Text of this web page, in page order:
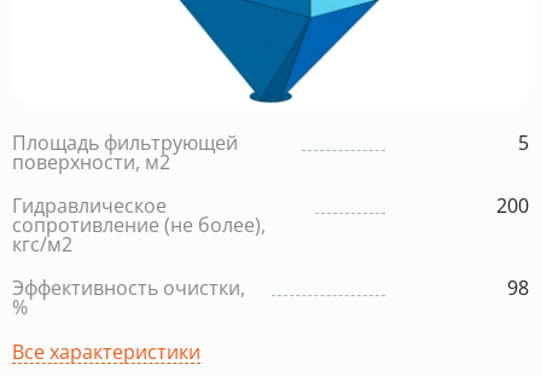
Площадь фильтрующей
поверхности, м2
5
Гидравлическое
сопротивление (не более),
кгс/м2
200
Эффективность очистки,
%
98
Все характеристики